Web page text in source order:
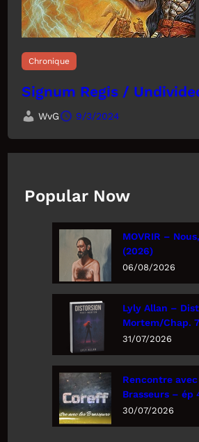
Chronique
Signum Regis /
WvG 9/3/2024
Popular Now
MOVRIR –
(2026)
06/08/2026
Lyly Allan –
Mortem/Chap. 7
31/07/2026
Rencontre avec
Brasseurs – ép
30/07/2026